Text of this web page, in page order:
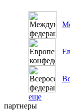
еще
партнеры